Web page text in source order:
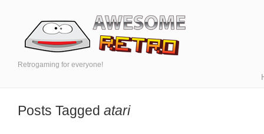
Retrogaming for everyone!
Posts Tagged atari